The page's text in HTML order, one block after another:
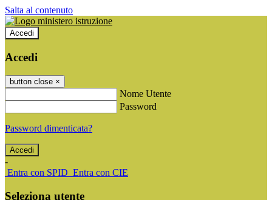
Salta al contenuto
Accedi
Accedi
button close ×
Nome Utente
Password
Password dimenticata?
-
Entra con SPID Entra con CIE
Seleziona utente